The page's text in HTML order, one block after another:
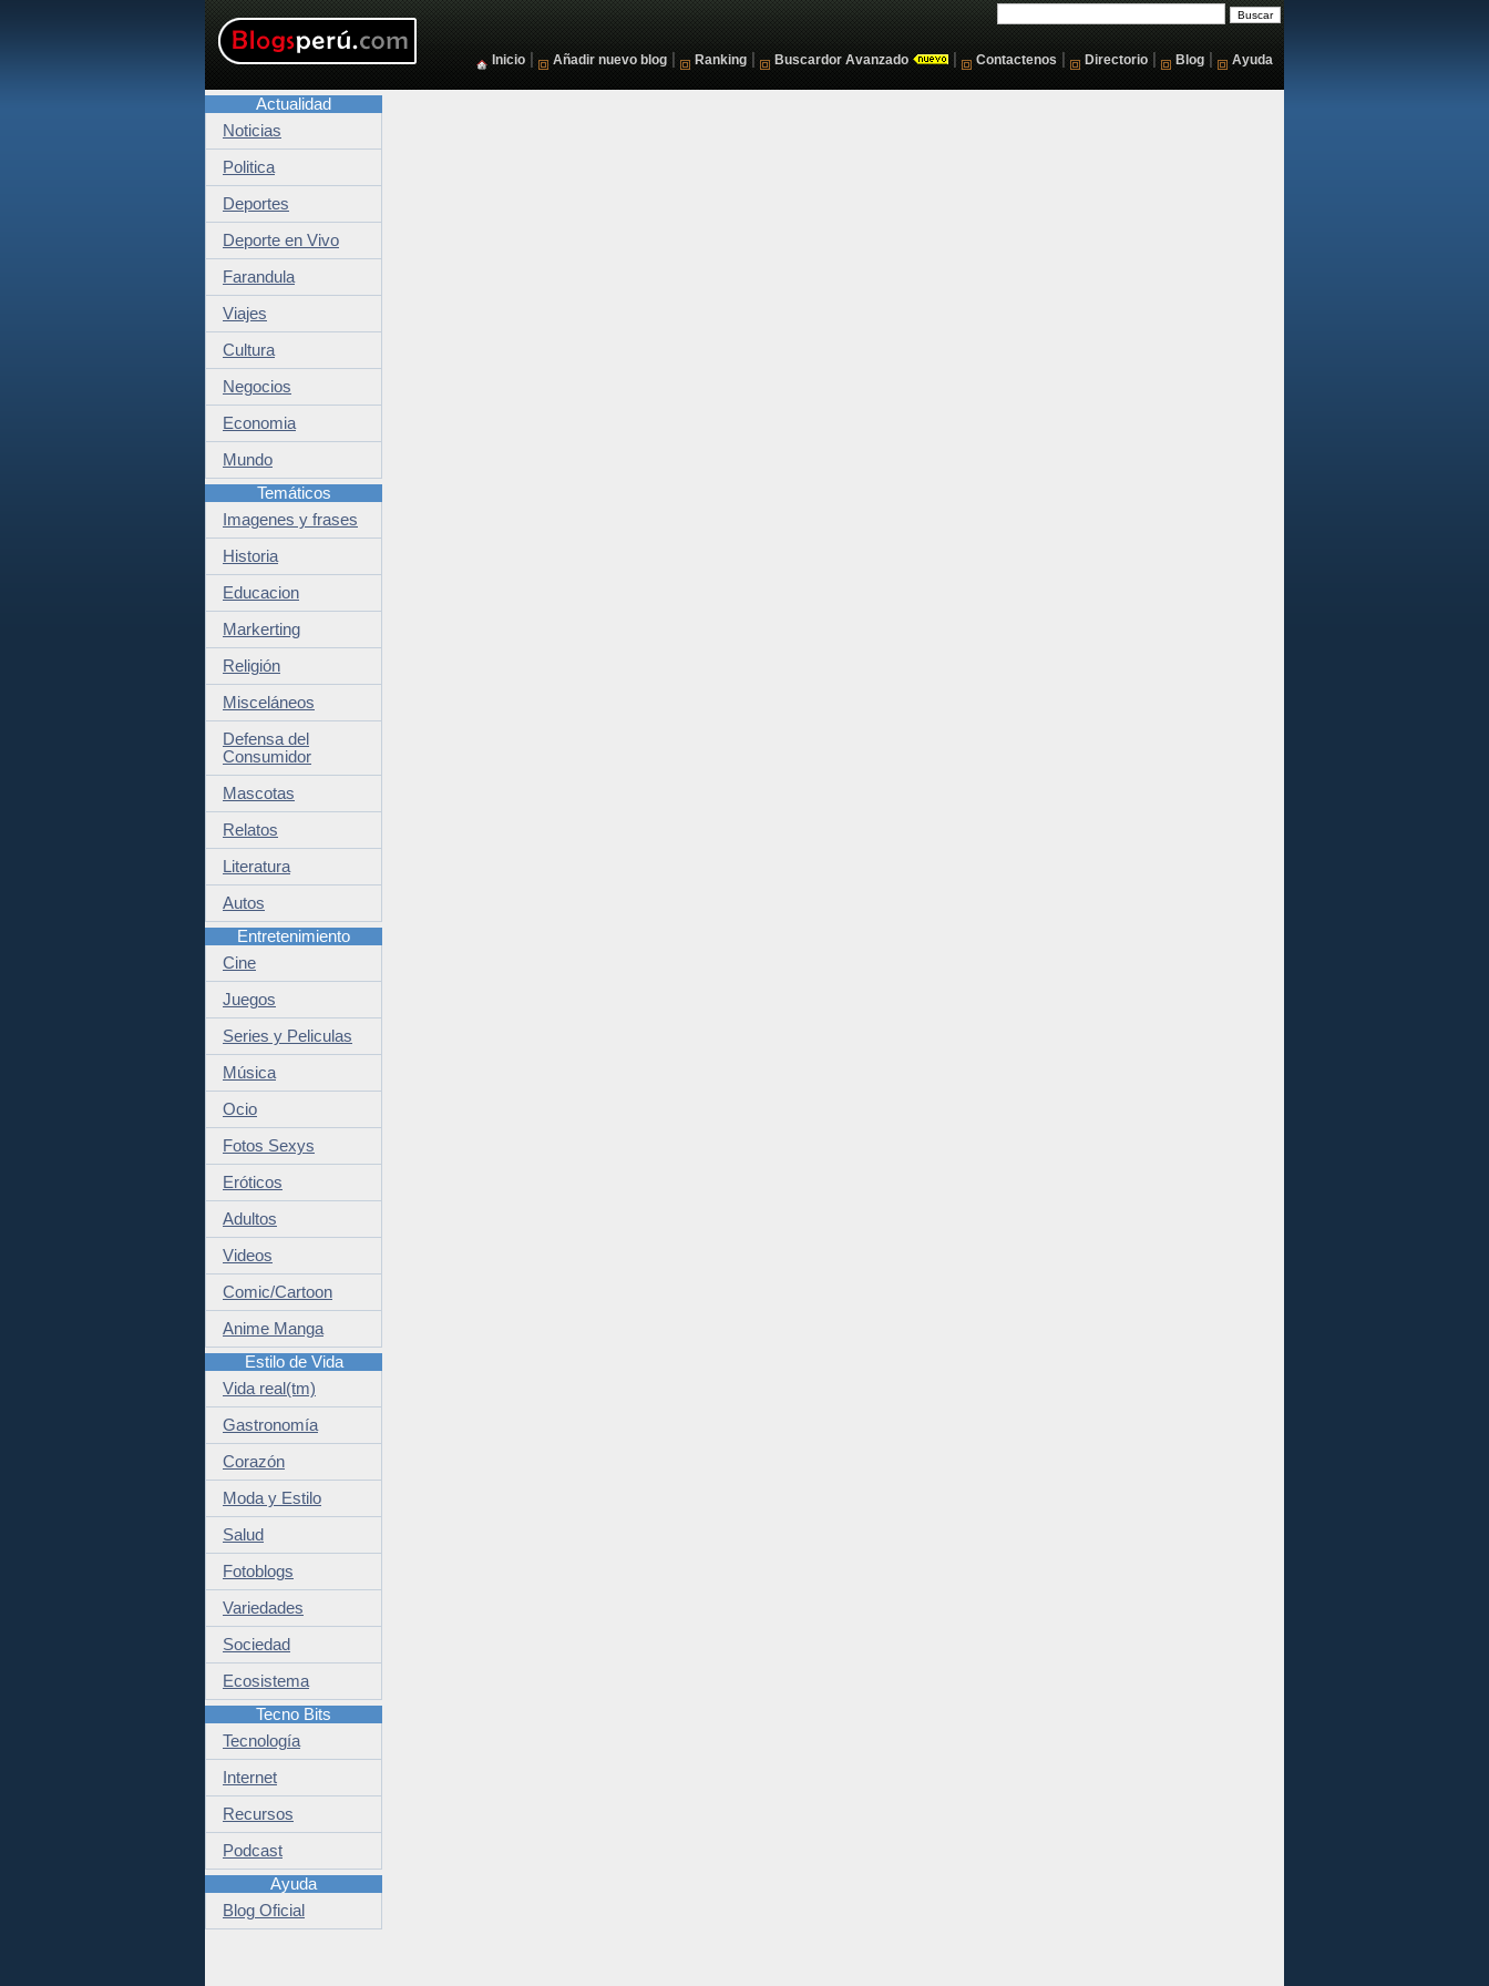
Inicio Añadir nuevo blog Ranking Buscardor Avanzado Contactenos Directorio Blog Ayuda
Actualidad
Noticias
Politica
Deportes
Deporte en Vivo
Farandula
Viajes
Cultura
Negocios
Economia
Mundo
Temáticos
Imagenes y frases
Historia
Educacion
Markerting
Religión
Misceláneos
Defensa del
Consumidor
Mascotas
Relatos
Literatura
Autos
Entretenimiento
Cine
Juegos
Series y Peliculas
Música
Ocio
Fotos Sexys
Eróticos
Adultos
Videos
Comic/Cartoon
Anime Manga
Estilo de Vida
Vida real(tm)
Gastronomía
Corazón
Moda y Estilo
Salud
Fotoblogs
Variedades
Sociedad
Ecosistema
Tecno Bits
Tecnología
Internet
Recursos
Podcast
Ayuda
Blog Oficial